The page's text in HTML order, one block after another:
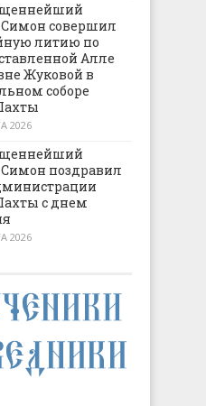
Симон совершил
литию по
Алле
Жуковой в
соборе
2026
поздравил
с днем
2026